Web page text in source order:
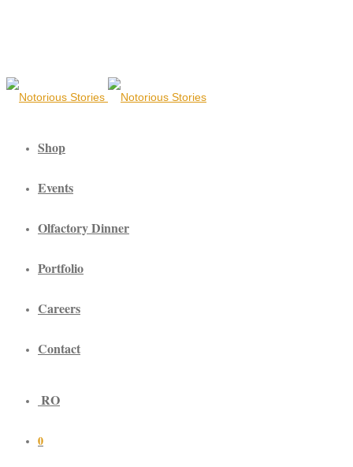
Shop
Events
Olfactory Dinner
Portfolio
Careers
Contact
RO
0